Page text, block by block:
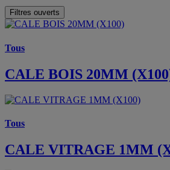
Filtres ouverts
Tous
CALE BOIS 20MM
Tous
CALE VITRAGE 1MM